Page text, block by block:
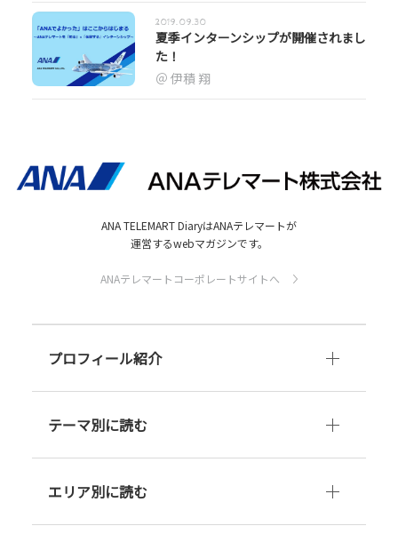
2019.09.30
夏季インターンシップが開催されまし
た！
伊積 翔
ANA TELEMART DiaryはANAテレマートが
運営するwebマガジンです。
ANAテレマートコーポレートサイトへ
プロフィール紹介
テーマ別に読む
エリア別に読む